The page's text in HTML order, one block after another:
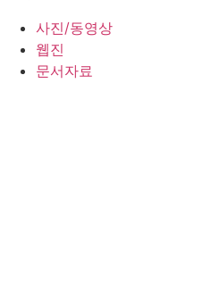
사진/동영상
웹진
문서자료